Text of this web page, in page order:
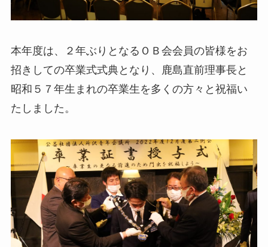
本年度は、２年ぶりとなるＯＢ会会員の皆様をお
招きしての卒業式式典となり、鹿島直前理事長と
昭和５７年生まれの卒業生を多くの方々と祝福い
たしました。